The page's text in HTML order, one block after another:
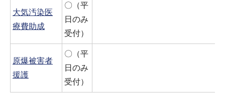
大気汚染医
療費助成
〇（平
日のみ
受付）
原爆被害者
援護
〇（平
日のみ
受付）